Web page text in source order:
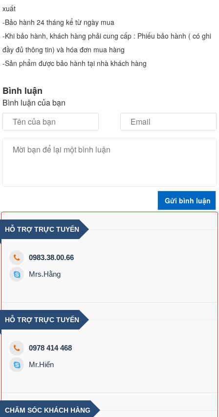
xuất
-Bảo hành 24 tháng kể từ ngày mua
-Khi bảo hành, khách hàng phải cung cấp : Phiếu bảo hành ( có ghi
đầy đủ thông tin) và hóa đơn mua hàng
-Sản phẩm được bảo hành tại nhà khách hàng
Bình luận
Bình luận của bạn
HỖ TRỢ TRỰC TUYẾN
0983.38.00.66
Mrs.Hằng
HỖ TRỢ TRỰC TUYẾN
0978 414 468
Mr.Hiển
CHĂM SÓC KHÁCH HÀNG